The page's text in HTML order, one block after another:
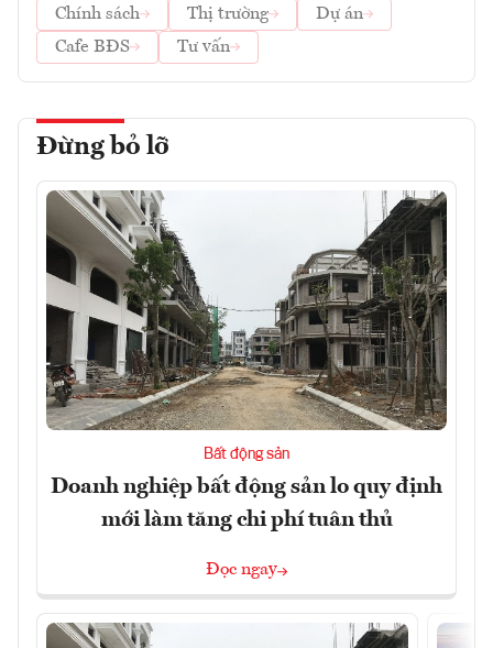
Chính sách
Thị trường
Dự án
Cafe BĐS
Tư vấn
Đừng bỏ lỡ
Bất động sản
Doanh nghiệp bất động sản lo quy định
mới làm tăng chi phí tuân thủ
Đọc ngay